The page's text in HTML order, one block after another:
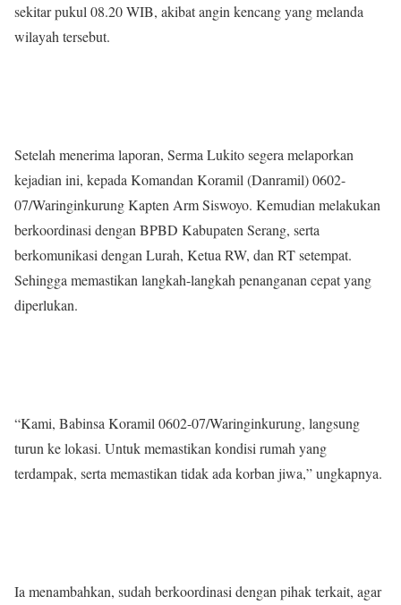
sekitar pukul 08.20 WIB, akibat angin kencang yang melanda
wilayah tersebut.
Setelah menerima laporan, Serma Lukito segera melaporkan
kejadian ini, kepada Komandan Koramil (Danramil) 0602-
07/Waringinkurung Kapten Arm Siswoyo. Kemudian melakukan
berkoordinasi dengan BPBD Kabupaten Serang, serta
berkomunikasi dengan Lurah, Ketua RW, dan RT setempat.
Sehingga memastikan langkah-langkah penanganan cepat yang
diperlukan.
“Kami, Babinsa Koramil 0602-07/Waringinkurung, langsung
turun ke lokasi. Untuk memastikan kondisi rumah yang
terdampak, serta memastikan tidak ada korban jiwa,” ungkapnya.
Ia menambahkan, sudah berkoordinasi dengan pihak terkait, agar